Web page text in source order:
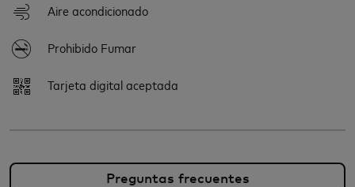
Aire acondicionado
Prohibido Fumar
Tarjeta digital aceptada
Preguntas frecuentes